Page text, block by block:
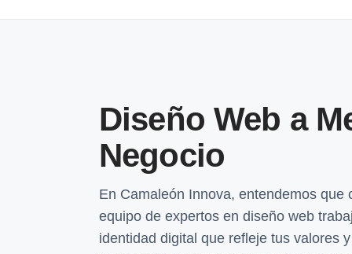
Diseño Web a
Negocio
En Camaleón Innova, entendemos que
equipo de expertos en diseño web
identidad digital que refleje tus valores